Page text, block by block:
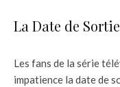
La Date de
Les fans de la série
impatience la date de